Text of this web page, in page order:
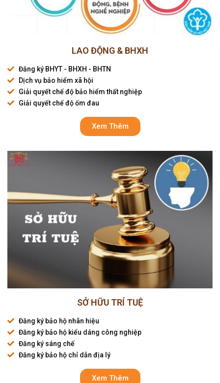
LAO ĐỘNG & BHXH
Đăng ký BHYT - BHXH - BHTN
Dịch vụ bảo hiểm xã hội
Giải quyết chế độ bảo hiểm thất nghiệp
Giải quyết chế độ ốm đau
Xem Thêm
SỞ HỮU TRÍ TUỆ
Đăng ký bảo hộ nhãn hiệu
Đăng ký bảo hộ kiểu dáng công nghiệp
Đăng ký sáng chế
Đăng ký bảo hộ chỉ dẫn địa lý
Xem Thêm